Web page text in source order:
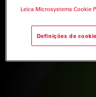
Leica Microsystems Cookie
Definições de